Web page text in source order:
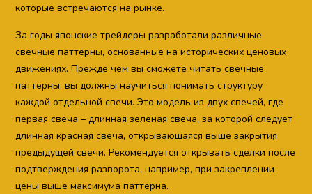
которые встречаются на рынке.
За годы японские трейдеры разработали различные
свечные паттерны, основанные на исторических ценовых
движениях. Прежде чем вы сможете читать свечные
паттерны, вы должны научиться понимать структуру
каждой отдельной свечи. Это модель из двух свечей, где
первая свеча – длинная зеленая свеча, за которой следует
длинная красная свеча, открывающаяся выше закрытия
предыдущей свечи. Рекомендуется открывать сделки после
подтверждения разворота, например, при закреплении
цены выше максимума паттерна.